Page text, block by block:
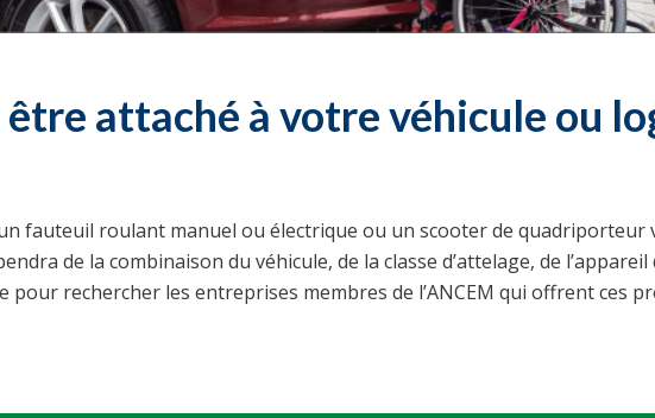
attaché à votre véhicule ou
fauteuil roulant manuel ou électrique ou un scooter de quadriporteur
de la combinaison du véhicule, de la classe d’attelage, de
pour rechercher les entreprises membres de l’ANCEM qui offrent ces